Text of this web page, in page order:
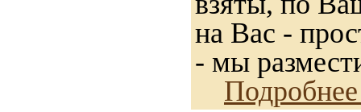
на Вас -
- мы